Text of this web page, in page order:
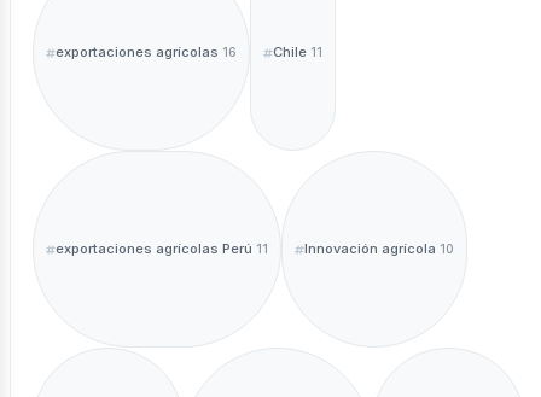
exportaciones agrícolas 16 Chile 11
exportaciones agrícolas Perú 11 Innovación agrícola 10